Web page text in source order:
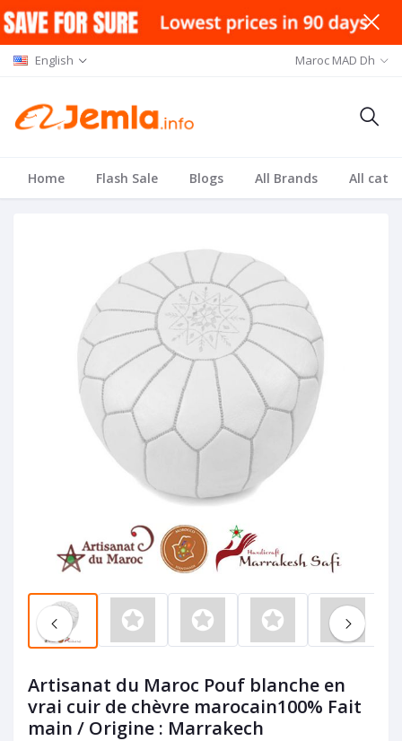
English Maroc MAD Dh
Home Flash Sale Blogs All Brands All
Artisanat du Maroc Pouf blanche en
vrai cuir de chèvre marocain100% Fait
main / Origine : Marrakech